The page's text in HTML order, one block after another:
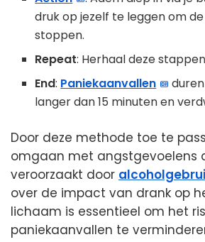
druk op jezelf te leggen om
stoppen.
Repeat: Herhaal deze
End: Paniekaanvallen
langer dan 15 minuten en
Door deze methode toe te
omgaan met angstgevoelens
veroorzaakt door
over de impact van drank op
lichaam is essentieel om het
paniekaanvallen te